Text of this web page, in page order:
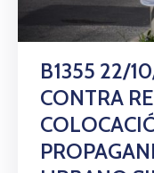
B1355 22/
CONTRA